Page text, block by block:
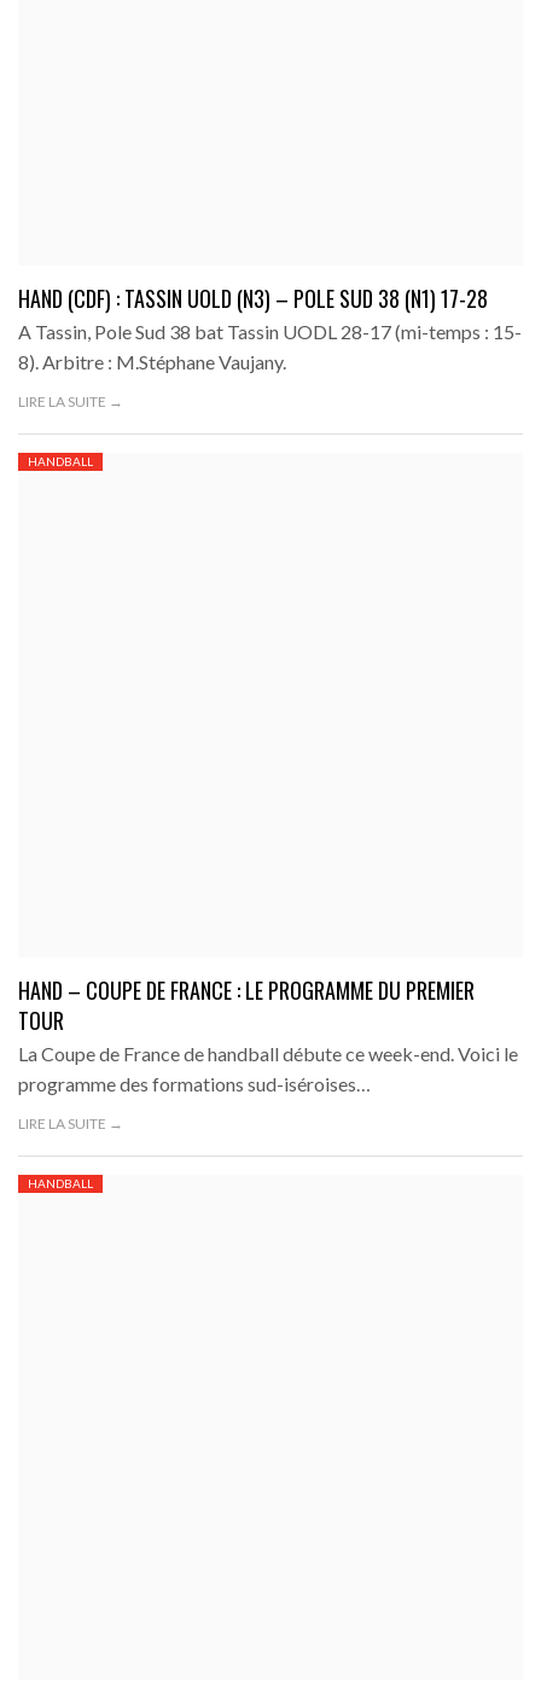
HAND (CDF) : TASSIN UOLD (N3) – POLE SUD 38 (N1) 17-28
A Tassin, Pole Sud 38 bat Tassin UODL 28-17 (mi-temps : 15-
8). Arbitre : M.Stéphane Vaujany.
LIRE LA SUITE →
HANDBALL
HAND – COUPE DE FRANCE : LE PROGRAMME DU PREMIER
TOUR
La Coupe de France de handball débute ce week-end. Voici le
programme des formations sud-iséroises…
LIRE LA SUITE →
HANDBALL